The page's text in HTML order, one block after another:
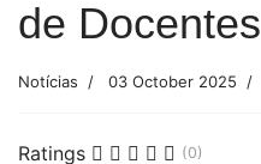
de Docentes
Notícias 03 October 2025
Ratings (0)